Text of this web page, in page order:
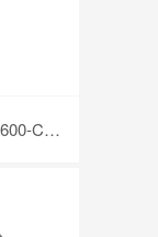
手提式丙烯腈气体分析仪 PTM600-C3H3N